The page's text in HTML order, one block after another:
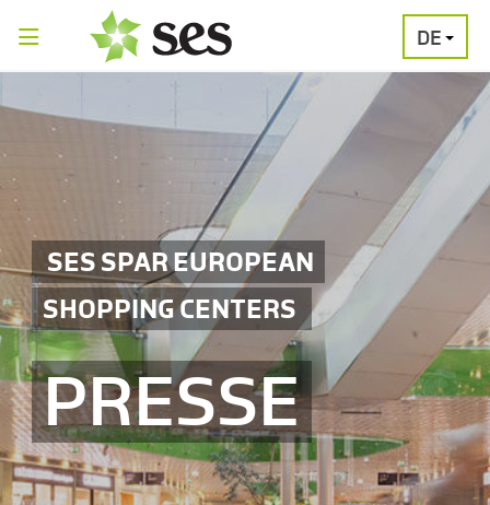
DE
SES SPAR EUROPEAN
SHOPPING CENTERS
PRESSE
PRESSEAUSSENDUNGEN